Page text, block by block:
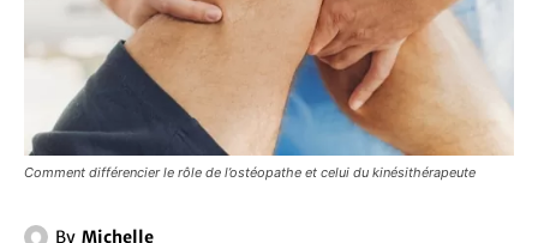
Comment différencier le rôle de l’ostéopathe et celui du kinésithérapeute
By Michelle